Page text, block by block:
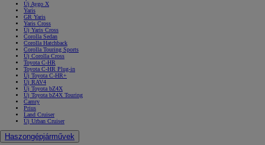
Új Aygo X
Yaris
GR Yaris
Yaris Cross
Új Yaris Cross
Corolla Sedan
Corolla Hatchback
Corolla Touring Sports
Új Corolla Cross
Toyota C-HR
Toyota C-HR Plug-in
Új Toyota C-HR+
Új RAV4
Új Toyota bZ4X
Új Toyota bZ4X Touring
Camry
Prius
Land Cruiser
Új Urban Cruiser
Haszongépjárművek